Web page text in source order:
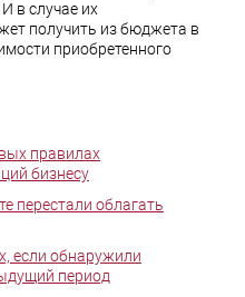
в случае их
получить из бюджета в
приобретенного
правилах
бизнесу
перестали облагать
если обнаружили
период